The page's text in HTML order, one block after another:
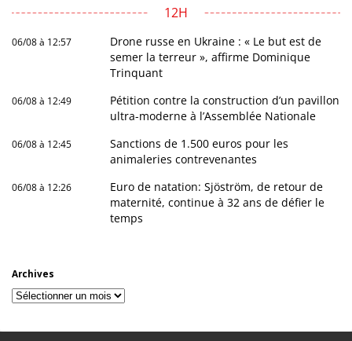
12H
06/08 à 12:57
Drone russe en Ukraine : « Le but est de
semer la terreur », affirme Dominique
Trinquant
06/08 à 12:49
Pétition contre la construction d’un pavillon
ultra-moderne à l’Assemblée Nationale
06/08 à 12:45
Sanctions de 1.500 euros pour les
animaleries contrevenantes
06/08 à 12:26
Euro de natation: Sjöström, de retour de
maternité, continue à 32 ans de défier le
temps
Archives
Archives